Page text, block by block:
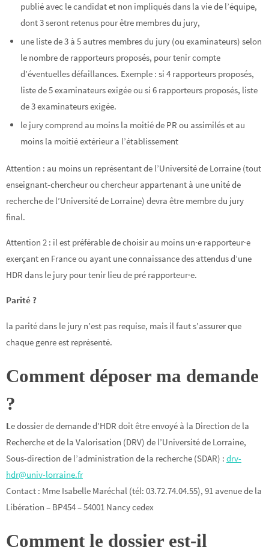
publié avec le candidat et non impliqués dans la vie de l’équipe,
dont 3 seront retenus pour être membres du jury,
une liste de 3 à 5 autres membres du jury (ou examinateurs) selon
le nombre de rapporteurs proposés, pour tenir compte
d’éventuelles défaillances. Exemple : si 4 rapporteurs proposés,
liste de 5 examinateurs exigée ou si 6 rapporteurs proposés, liste
de 3 examinateurs exigée.
le jury comprend au moins la moitié de PR ou assimilés et au
moins la moitié extérieur a l’établissement
Attention : au moins un représentant de l’Université de Lorraine (tout
enseignant-chercheur ou chercheur appartenant à une unité de
recherche de l’Université de Lorraine) devra être membre du jury
final.
Attention 2 : il est préférable de choisir au moins un·e rapporteur·e
exerçant en France ou ayant une connaissance des attendus d’une
HDR dans le jury pour tenir lieu de pré rapporteur·e.
Parité ?
la parité dans le jury n’est pas requise, mais il faut s’assurer que
chaque genre est représenté.
Comment déposer ma demande
?
L e dossier de demande d’HDR doit être envoyé à la Direction de la
Recherche et de la Valorisation (DRV) de l’Université de Lorraine,
Sous-direction de l’administration de la recherche (SDAR) : drv-
hdr@univ-lorraine.fr
Contact : Mme Isabelle Maréchal (tél: 03.72.74.04.55), 91 avenue de la
Libération – BP454 – 54001 Nancy cedex
Comment le dossier est-il